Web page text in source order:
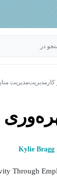
در
مدیریتمدیریت
Kylie Bragg